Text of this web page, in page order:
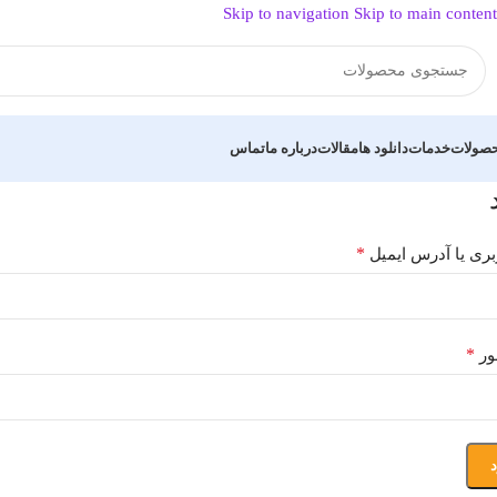
Skip to navigation Skip to main content
خدماتدانلود هامقالاتدرباره ماتماس
یا آدرس ایمیل *
*